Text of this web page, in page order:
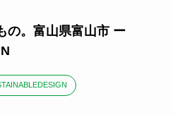
の。富山県富山市 ー